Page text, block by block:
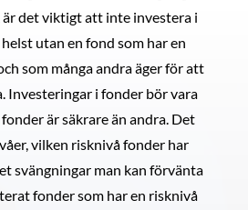
det viktigt att inte investera i
utan en fond som har en
som många andra äger för att
Investeringar i fonder bör vara
är säkrare än andra. Det
vilken risknivå fonder har
svängningar man kan förvänta
fonder som har en risknivå